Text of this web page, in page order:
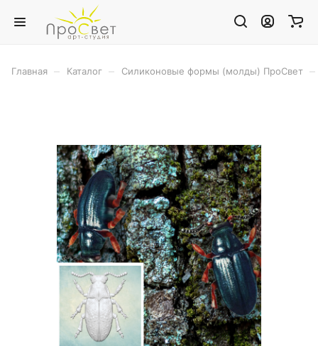
Главная Каталог Силиконовые формы (молды) ПроСвет